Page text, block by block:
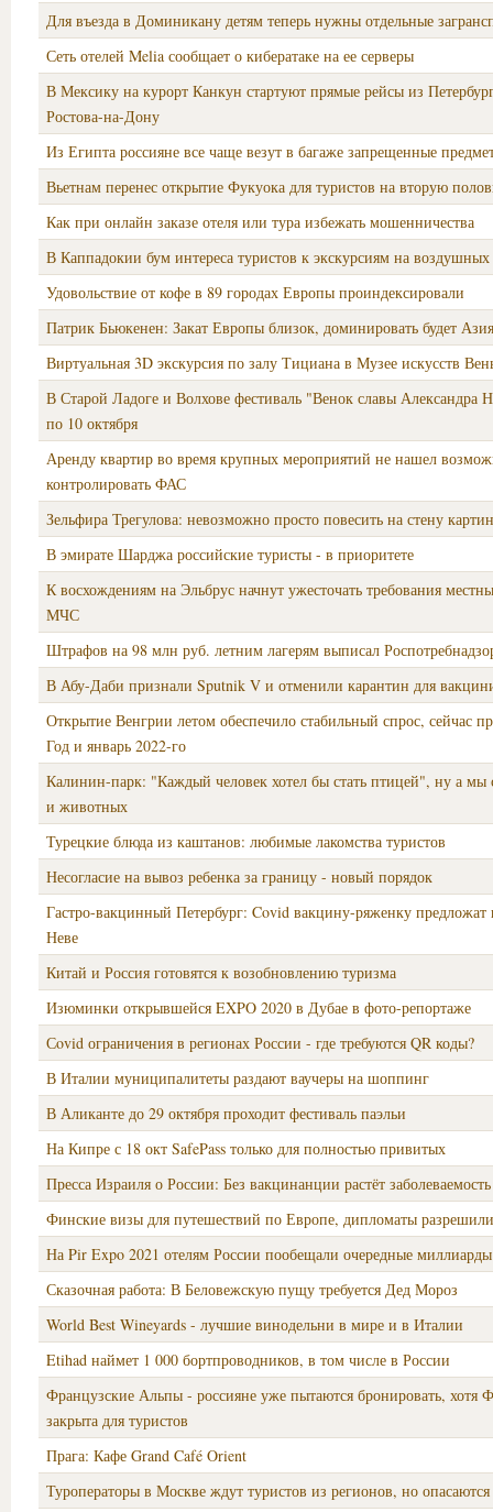
Для въезда в Доминикану детям теперь нужны отдельные
Сеть отелей Melia сообщает о кибератаке на ее серверы
В Мексику на курорт Канкун стартуют прямые рейсы из
Ростова-на-Дону
Из Египта россияне все чаще везут в багаже запрещенные
Вьетнам перенес открытие Фукуока для туристов на вторую
Как при онлайн заказе отеля или тура избежать мошенничества
В Каппадокии бум интереса туристов к экскурсиям на
Удовольствие от кофе в 89 городах Европы проиндексировали
Патрик Бьюкенен: Закат Европы близок, доминировать будет Азия
Виртуальная 3D экскурсия по залу Тициана в Музее искусств
В Старой Ладоге и Волхове фестиваль "Венок славы Александра
по 10 октября
Аренду квартир во время крупных мероприятий не нашел
контролировать ФАС
Зельфира Трегулова: невозможно просто повесить на стену
В эмирате Шарджа российские туристы - в приоритете
К восхождениям на Эльбрус начнут ужесточать требования
МЧС
Штрафов на 98 млн руб. летним лагерям выписал
В Абу-Даби признали Sputnik V и отменили карантин для
Открытие Венгрии летом обеспечило стабильный спрос, сейчас
Год и январь 2022-го
Калинин-парк: "Каждый человек хотел бы стать птицей", ну а мы
и животных
Турецкие блюда из каштанов: любимые лакомства туристов
Несогласие на вывоз ребенка за границу - новый порядок
Гастро-вакцинный Петербург: Covid вакцину-ряженку предложат
Неве
Китай и Россия готовятся к возобновлению туризма
Изюминки открывшейся EXPO 2020 в Дубае в фото-репортаже
Сovid ограничения в регионах России - где требуются QR коды?
В Италии муниципалитеты раздают ваучеры на шоппинг
В Аликанте до 29 октября проходит фестиваль паэльи
На Кипре с 18 окт SafePass только для полностью привитых
Пресса Израиля о России: Без вакцинанции растёт заболеваемость
Финские визы для путешествий по Европе, дипломаты
На Pir Expo 2021 отелям России пообещали очередные миллиарды
Сказочная работа: В Беловежскую пущу требуется Дед Мороз
World Best Wineyards - лучшие винодельни в мире и в Италии
Etihad наймет 1 000 бортпроводников, в том числе в России
Французские Альпы - россияне уже пытаются бронировать, хотя
закрыта для туристов
Прага: Кафе Grand Café Orient
Туроператоры в Москве ждут туристов из регионов, но